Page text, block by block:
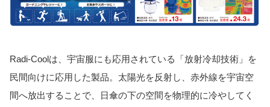
Radi-Coolは、宇宙服にも応用されている「放射冷却技術」を
民間向けに応用した製品。太陽光を反射し、赤外線を宇宙空
間へ放出することで、日傘の下の空間を物理的に冷やしてく